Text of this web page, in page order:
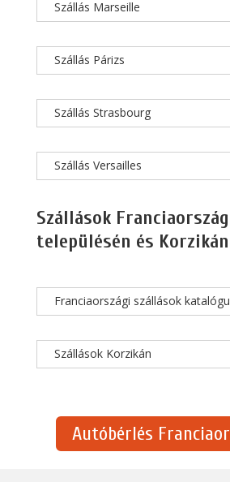
Szállás Marseille
Szállás Párizs
Szállás Strasbourg
Szállás Versailles
Szállások
településén és
Franciaországi szállások
Szállások Korzikán
Autóbérlés